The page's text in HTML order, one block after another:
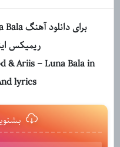
ریمیکس
& Ariis – Luna Bala in
lyrics